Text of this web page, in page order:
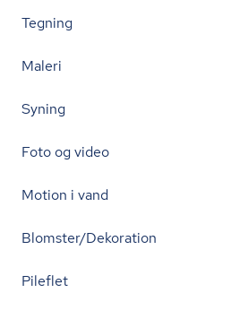
Tegning
Maleri
Syning
Foto og video
Motion i vand
Blomster/Dekoration
Pileflet